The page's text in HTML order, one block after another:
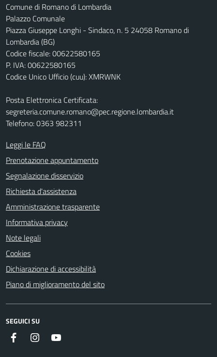
Comune di Romano di Lombardia
Palazzo Comunale
Piazza Giuseppe Longhi - Sindaco, n. 5 24058 Romano di
Lombardia (BG)
Codice fiscale: 00622580165
P. IVA: 00622580165
Codice Unico Ufficio (cuu): XMRWNK
Posta Elettronica Certificata:
segreteria.comune.romano@pec.regione.lombardia.it
Telefono: 0363 982311
Leggi le FAQ
Prenotazione appuntamento
Segnalazione disservizio
Richiesta d'assistenza
Amministrazione trasparente
Informativa privacy
Note legali
Cookies
Dichiarazione di accessibilità
Piano di miglioramento del sito
SEGUICI SU
Facebook Instagram